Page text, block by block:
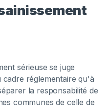
sérieuse se juge
réglementaire qu'à
la responsabilité de
communes de celle de